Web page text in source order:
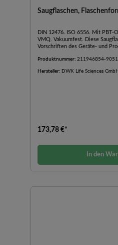
Saugflaschen,
DIN 12476. ISO 6556. Mit PBT-
VMQ. Vakuumfest. Diese
Vorschriften des Geräte- und
Produktnummer: 211946854-
Hersteller: DWK Life Sciences
173,78 €*
In den